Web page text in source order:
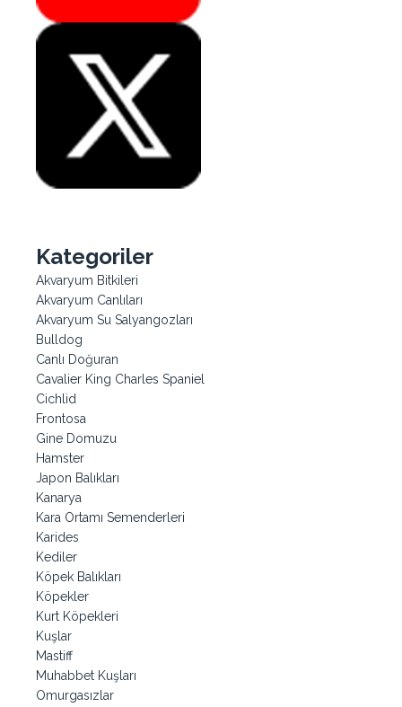
Kategoriler
Akvaryum Bitkileri
Akvaryum Canlıları
Akvaryum Su Salyangozları
Bulldog
Canlı Doğuran
Cavalier King Charles Spaniel
Cichlid
Frontosa
Gine Domuzu
Hamster
Japon Balıkları
Kanarya
Kara Ortamı Semenderleri
Karides
Kediler
Köpek Balıkları
Köpekler
Kurt Köpekleri
Kuşlar
Mastiff
Muhabbet Kuşları
Omurgasızlar